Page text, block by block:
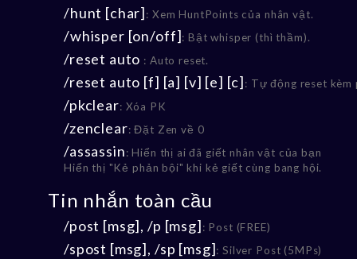
/hunt [char]: Xem HuntPoints của nhân vật.
/whisper [on/off]: Bật whisper (thì thầm).
/reset auto : Auto reset.
/reset auto [f] [a] [v] [e] [c]: Tự động reset kèm
/pkclear: Xóa PK
/zenclear: Đặt Zen về 0
/assassin: Hiển thị ai đã giết nhân vật của bạn
Hiển thị "Kẻ phản bội" khi kẻ giết cùng bang hội.
Tin nhắn toàn cầu
/post [msg], /p [msg]: Post (FREE)
/spost [msg], /sp [msg]: Silver Post (5MPs)